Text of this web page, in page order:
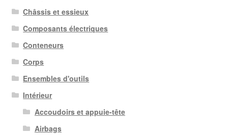
Châssis et essieux
Composants électriques
Conteneurs
Corps
Ensembles d'outils
Intérieur
Accoudoirs et appuie-tête
Airbags